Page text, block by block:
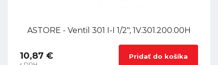
ASTORE - Ventil 301 I-I 1/2", 1V.301.200.00H
10,87 € Pridať do košíka